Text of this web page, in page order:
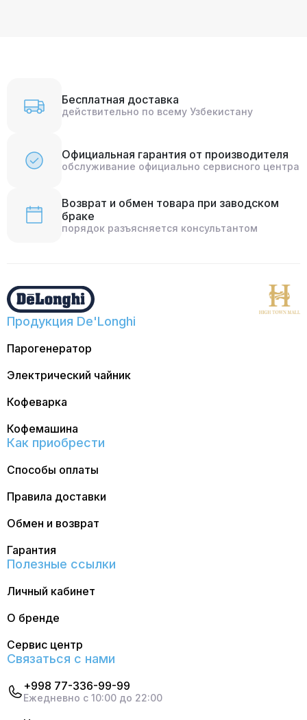
Бесплатная доставка
действительно по всему Узбекистану
Официальная гарантия от производителя
обслуживание официально сервисного центра
Возврат и обмен товара при заводском
браке
порядок разъясняется консультантом
Продукция De'Longhi
Парогенератор
Электрический чайник
Кофеварка
Кофемашина
Как приобрести
Способы оплаты
Правила доставки
Обмен и возврат
Гарантия
Полезные ссылки
Личный кабинет
О бренде
Сервис центр
Связаться с нами
+998 77-336-99-99
Ежедневно с 10:00 до 22:00